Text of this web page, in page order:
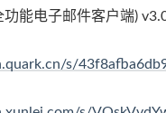
功能电子邮件客户端)
s/